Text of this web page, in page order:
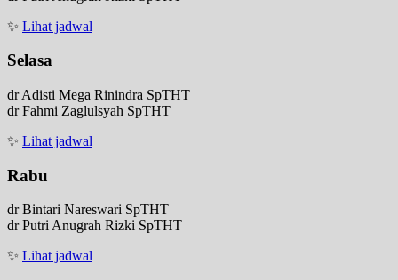
✨ Lihat jadwal
Selasa
dr Adisti Mega Rinindra SpTHT
dr Fahmi Zaglulsyah SpTHT
✨ Lihat jadwal
Rabu
dr Bintari Nareswari SpTHT
dr Putri Anugrah Rizki SpTHT
✨ Lihat jadwal